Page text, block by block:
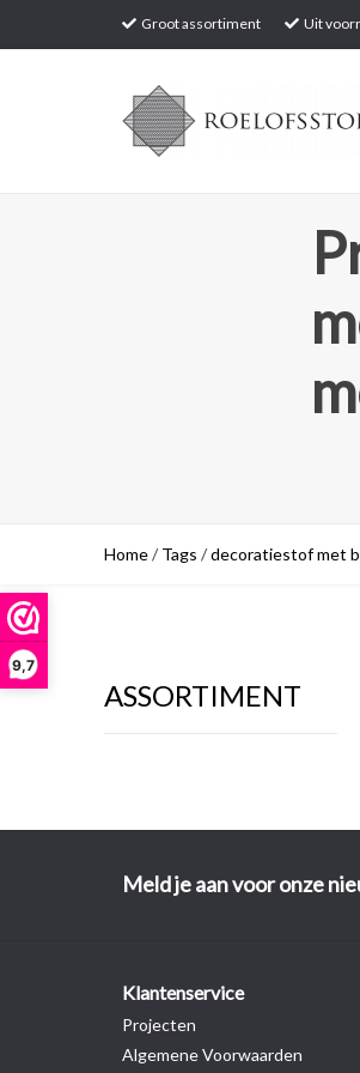
9,7
Groot assortiment Uit
Home/ Tags /decoratiestof met
ASSORTIMENT
Meld je aan voor onze
Klantenservice
Projecten
Algemene Voorwaarden